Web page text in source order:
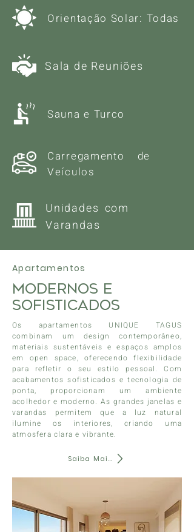
Orientação Solar: Todas
Sala de Reuniões
Sauna e Turco
Carregamento de
Veículos
Unidades com
Varandas
Apartamentos
Modernos e
Sofisticados
Os apartamentos UNIQUE TAGUS
combinam um design contemporâneo,
materiais sustentáveis e espaços amplos
em open space, oferecendo flexibilidade
para refletir o seu estilo pessoal. Com
acabamentos sofisticados e tecnologia de
ponta, proporcionam um ambiente
acolhedor e moderno. As grandes janelas e
varandas permitem que a luz natural
ilumine os interiores, criando uma
atmosfera clara e vibrante.
Saiba Mais